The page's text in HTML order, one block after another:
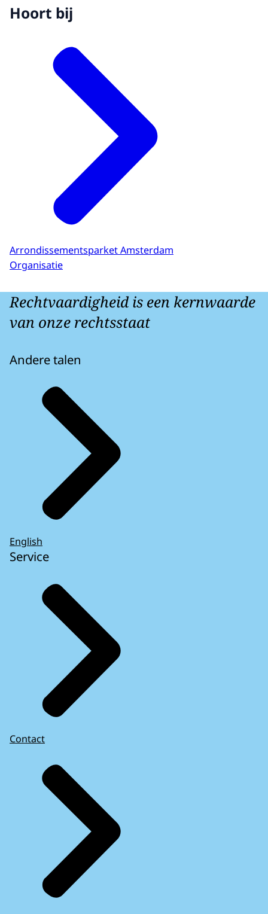
Hoort bij
Arrondissementsparket Amsterdam
Organisatie
Rechtvaardigheid is een kernwaarde
van onze rechtsstaat
Andere talen
English
Service
Contact